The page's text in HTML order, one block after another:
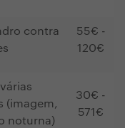
contra
55€ -
120€
(imagem,
noturna)
30€ -
571€